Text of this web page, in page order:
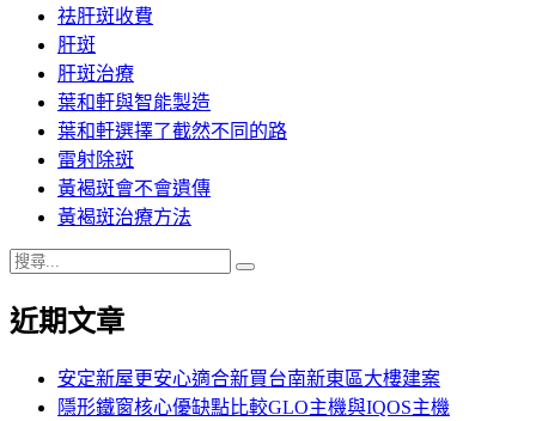
祛肝斑收費
肝斑
肝斑治療
葉和軒與智能製造
葉和軒選擇了截然不同的路
雷射除斑
黃褐斑會不會遺傳
黃褐斑治療方法
搜
關
近期文章
安定新屋更安心適合新買台南新東區大樓建案
隱形鐵窗核心優缺點比較GLO主機與IQOS主機